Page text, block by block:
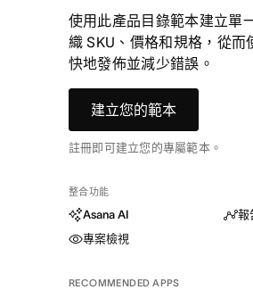
使用此產品目錄範本建立單
織 SKU、價格和規格，從而
快地發佈並減少錯誤。
建立您的範本
註冊即可建立您的專屬範本。
整合功能
Asana AI
報
專案檢視
RECOMMENDED APPS